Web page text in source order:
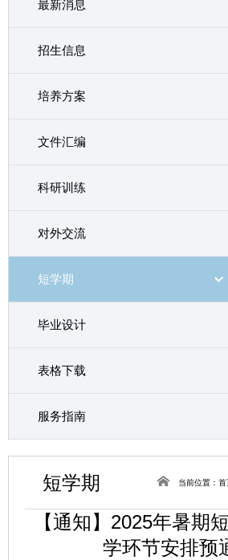
最新消息
招生信息
培养方案
文件汇编
科研训练
对外交流
短学期
毕业设计
表格下载
服务指南
短学期 当前位置： 首
【通知】2025年暑期
学环节安排预